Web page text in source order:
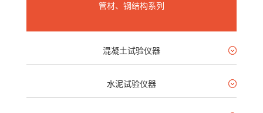
管材、钢结构系列
混凝土试验仪器
水泥试验仪器